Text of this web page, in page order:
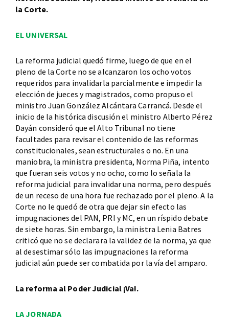
la Corte.
EL UNIVERSAL
La reforma judicial quedó firme, luego de que en el
pleno de la Corte no se alcanzaron los ocho votos
requeridos para invalidarla parcialmente e impedir la
elección de jueces y magistrados, como propuso el
ministro Juan González Alcántara Carrancá. Desde el
inicio de la histórica discusión el ministro Alberto Pérez
Dayán consideró que el Alto Tribunal no tiene
facultades para revisar el contenido de las reformas
constitucionales, sean estructurales o no. En una
maniobra, la ministra presidenta, Norma Piña, intento
que fueran seis votos y no ocho, como lo señala la
reforma judicial para invalidar una norma, pero después
de un receso de una hora fue rechazado por el pleno. A la
Corte no le quedó de otra que dejar sin efecto las
impugnaciones del PAN, PRI y MC, en un ríspido debate
de siete horas. Sin embargo, la ministra Lenia Batres
criticó que no se declarara la validez de la norma, ya que
al desestimar sólo las impugnaciones la reforma
judicial aún puede ser combatida por la vía del amparo.
La reforma al Poder Judicial ¡Va!.
LA JORNADA